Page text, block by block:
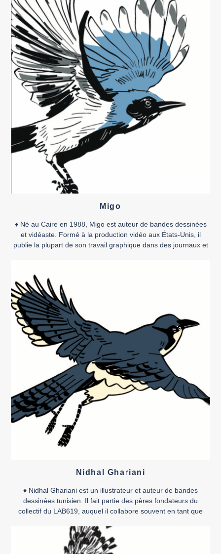
ateliers, résidences […]
Migo
♦ Né au Caire en 1988, Migo est auteur de bandes dessinées
et vidéaste. Formé à la production vidéo aux États-Unis, il
publie la plupart de son travail graphique dans des journaux et
Nidhal Ghariani
♦ Nidhal Ghariani est un illustrateur et auteur de bandes
dessinées tunisien. Il fait partie des pères fondateurs du
collectif du LAB619, auquel il collabore souvent en tant que
l’expression artistique comme étant le moteur essentiel du
progrès social. « S’investir dans sa passion donne un sens à